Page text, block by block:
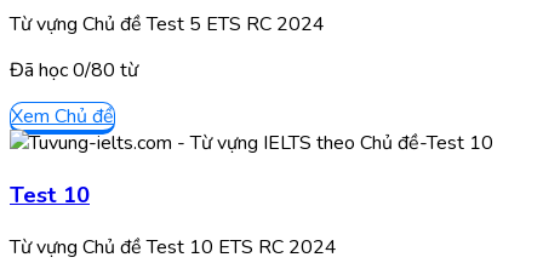
Từ vựng Chủ đề Test 5 ETS RC 2024
Đã học0/80 từ
Xem Chủ đề
Test 10
Từ vựng Chủ đề Test 10 ETS RC 2024